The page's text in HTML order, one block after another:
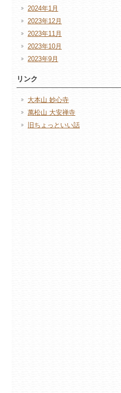
2024年1月
2023年12月
2023年11月
2023年10月
2023年9月
リンク
大本山 妙心寺
萬松山 大安禅寺
旧ちょっといい話